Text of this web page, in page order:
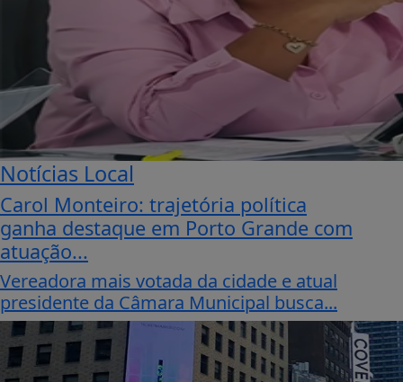
Notícias Local
Carol Monteiro: trajetória política
ganha destaque em Porto Grande com
atuação...
Vereadora mais votada da cidade e atual
presidente da Câmara Municipal busca...